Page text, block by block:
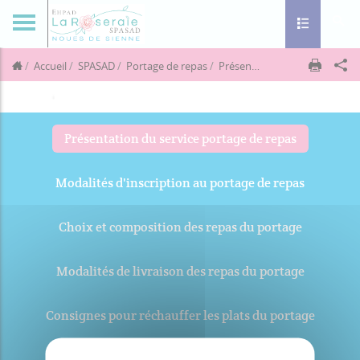
Toggle
Accueil SPASAD Portage de repas Présentation du service portage de repas
Présentation du service portage de repas
Modalités d'inscription au portage de repas
Choix et composition des repas du portage
Modalités de livraison des repas du portage
Consignes pour réchauffer les plats du portage